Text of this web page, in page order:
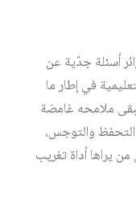
أسئلة جدّية عن
في إطار ما
ملامحه غامضة
التحفظ والتوجس،
يراها أداة تغريب